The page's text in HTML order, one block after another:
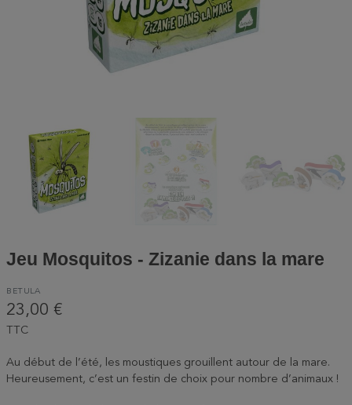
Jeu Mosquitos - Zizanie dans la mare
BETULA
23,00 €
TTC
Au début de l’été, les moustiques grouillent autour de la mare.
Heureusement, c’est un festin de choix pour nombre d’animaux !